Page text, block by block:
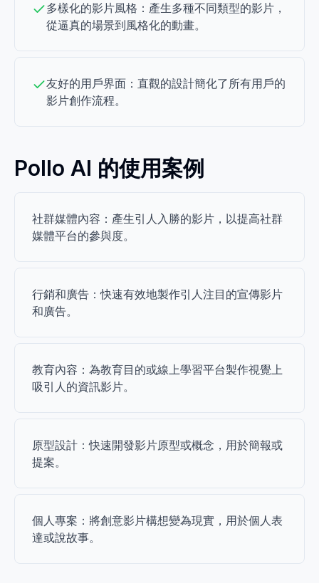
多樣化的影片風格：產生多種不同類型的影片，
從逼真的場景到風格化的動畫。
友好的用戶界面：直觀的設計簡化了所有用戶的
影片創作流程。
Pollo AI 的使用案例
社群媒體內容：產生引人入勝的影片，以提高社群
媒體平台的參與度。
行銷和廣告：快速有效地製作引人注目的宣傳影片
和廣告。
教育內容：為教育目的或線上學習平台製作視覺上
吸引人的資訊影片。
原型設計：快速開發影片原型或概念，用於簡報或
提案。
個人專案：將創意影片構想變為現實，用於個人表
達或說故事。